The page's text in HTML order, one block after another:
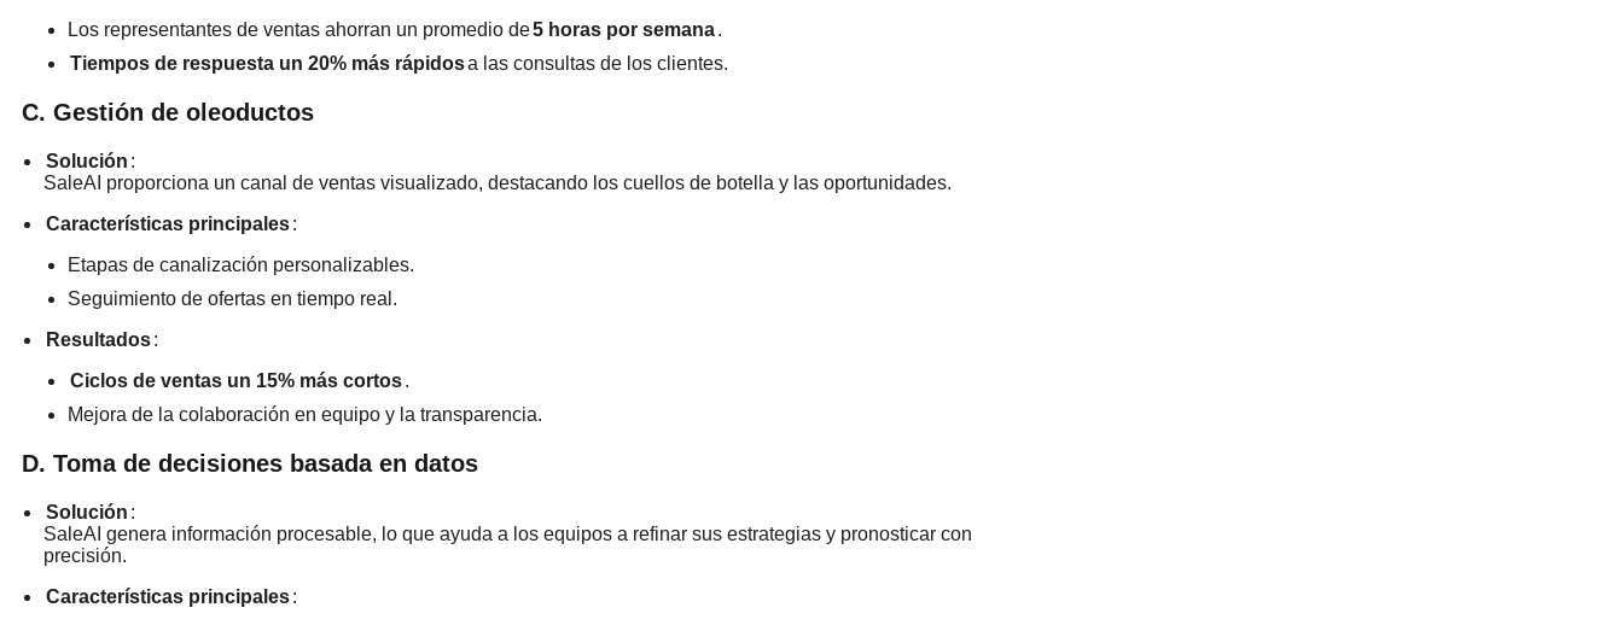
Los representantes de ventas ahorran un promedio de5 horas por semana.
Tiempos de respuesta un 20% más rápidosa las consultas de los clientes.
C. Gestión de oleoductos
Solución :
SaleAI proporciona un canal de ventas visualizado, destacando los cuellos de botella y las oportunidades.
Características principales:
Etapas de canalización personalizables.
Seguimiento de ofertas en tiempo real.
Resultados:
Ciclos de ventas un 15% más cortos.
Mejora de la colaboración en equipo y la transparencia.
D. Toma de decisiones basada en datos
Solución :
SaleAI genera información procesable, lo que ayuda a los equipos a refinar sus estrategias y pronosticar con
precisión.
Características principales: